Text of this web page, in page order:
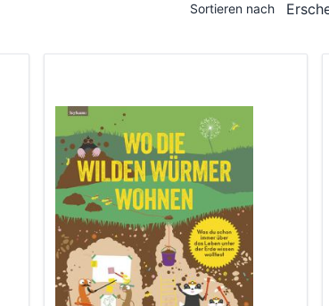
Sortieren nach